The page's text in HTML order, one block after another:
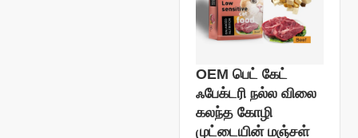
OEM பெட் கேட்
ஃபேக்டரி நல்ல விலை
கலந்த கோழி
முட்டையின் மஞ்சள்